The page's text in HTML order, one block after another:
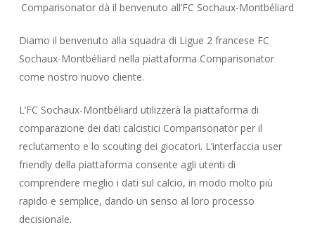
Comparisonator dà il benvenuto all’FC Sochaux-Montbéliard
Diamo il benvenuto alla squadra di Ligue 2 francese FC
Sochaux-Montbéliard nella piattaforma Comparisonator
come nostro nuovo cliente.
L’FC Sochaux-Montbéliard utilizzerà la piattaforma di
comparazione dei dati calcistici Comparisonator per il
reclutamento e lo scouting dei giocatori. L’interfaccia user
friendly della piattaforma consente agli utenti di
comprendere meglio i dati sul calcio, in modo molto più
rapido e semplice, dando un senso al loro processo
decisionale.